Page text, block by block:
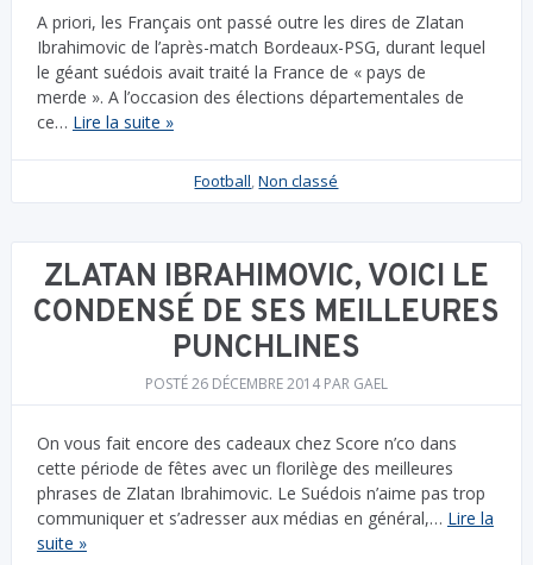
A priori, les Français ont passé outre les dires de Zlatan
Ibrahimovic de l’après-match Bordeaux-PSG, durant lequel
le géant suédois avait traité la France de « pays de
merde ». A l’occasion des élections départementales de
ce… Lire la suite »
Football ,Non classé
ZLATAN IBRAHIMOVIC, VOICI LE
CONDENSÉ DE SES MEILLEURES
PUNCHLINES
POSTÉ26 DÉCEMBRE 2014 PAR GAEL
On vous fait encore des cadeaux chez Score n’co dans
cette période de fêtes avec un florilège des meilleures
phrases de Zlatan Ibrahimovic. Le Suédois n’aime pas trop
communiquer et s’adresser aux médias en général,… Lire la
suite »